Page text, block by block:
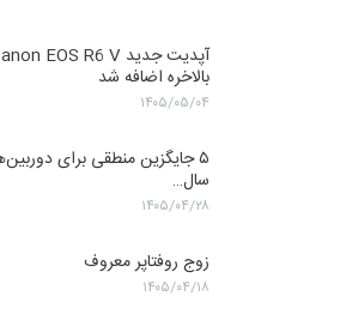
بالاخره اضافه شد
۱۴۰۵/۰۵/۰۴
۵ جایگزین منطقی برای
سال…
۱۴۰۵/۰۴/۲۸
زوج روفتاپر معروف
۱۴۰۵/۰۴/۱۸